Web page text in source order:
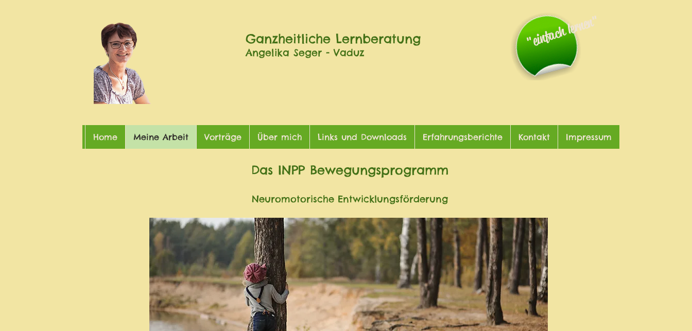
Ganzheitliche Lernberatung
Angelika Seger - Vaduz
"einfach lernen"
Home Meine Arbeit Vorträge Über mich Links und Downloads Erfahrungsberichte Kontakt Impressum
Das INPP Bewegungsprogramm
Neuromotorische Entwicklungsförderung